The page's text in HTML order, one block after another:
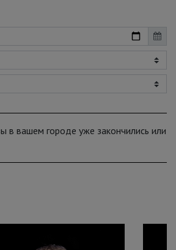
в вашем городе уже закончились или